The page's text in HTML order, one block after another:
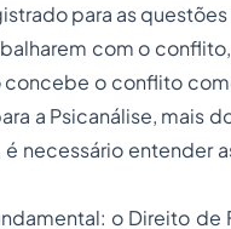
para as
com o
o conflito
a Psicanálise, mais
necessário entender
o Direito de